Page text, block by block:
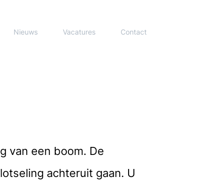
Nieuws Vacatures Contact
van een boom. De
achteruit gaan. U